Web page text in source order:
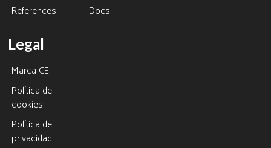
References
Docs
Legal
Marca CE
Política de
cookies
Política de
privacidad